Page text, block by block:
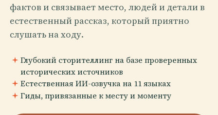
фактов и связывает место, людей и детали в
естественный рассказ, который приятно
слушать на ходу.
Глубокий сторителлинг на базе проверенных
исторических источников
Естественная ИИ-озвучка на 11 языках
Гиды, привязанные к месту и моменту